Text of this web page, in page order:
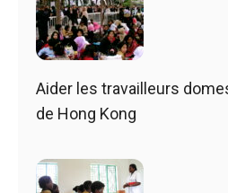
Aider les travailleurs
de Hong Kong